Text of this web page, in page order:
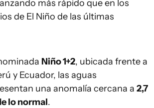
más rápido que en los
de El Niño de las últimas
Niño 1+2, ubicada frente a
y Ecuador, las aguas
una anomalía cercana a 2,7
lo normal.